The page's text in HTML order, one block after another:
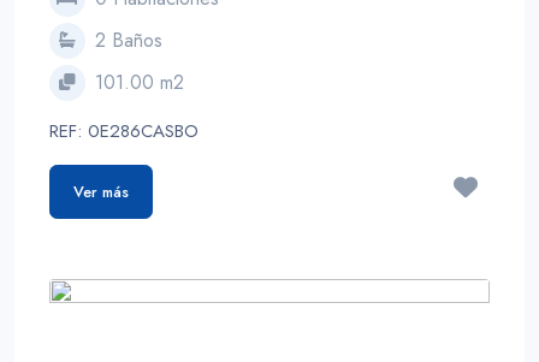
2 Baños
101.00 m2
REF: 0E286CASBO
Ver más